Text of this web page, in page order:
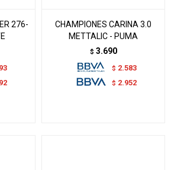
276-
CHAMPIONES CARINA 3.0
METTALIC - PUMA
$ 3.690
$ 2.583
$ 2.952